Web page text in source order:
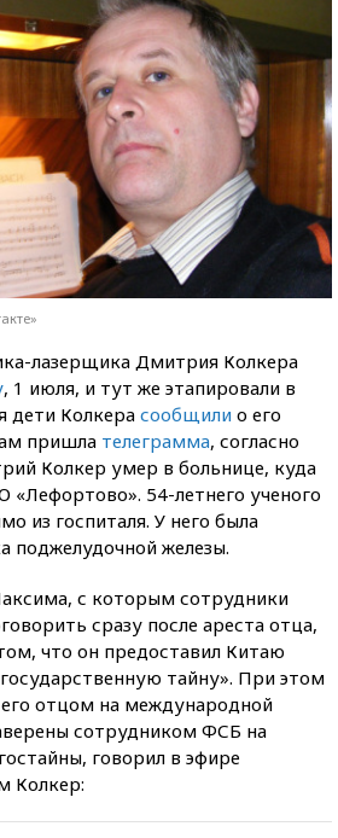
лазерщика Дмитрия Колкера
, 1 июля, и тут же этапировали в
дети Колкера сообщили о его
пришла телеграмма, согласно
Колкер умер в больнице, куда
«Лефортово». 54-летнего ученого
из госпиталя. У него была
поджелудочной железы.
с которым сотрудники
сразу после ареста отца,
что он предоставил Китаю
тайну». При этом
отцом на международной
сотрудником ФСБ на
говорил в эфире
Колкер: